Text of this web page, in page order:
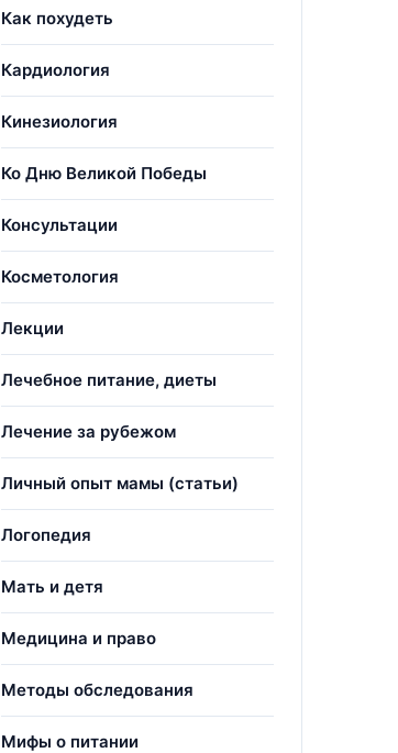
Как похудеть
Кардиология
Кинезиология
Ко Дню Великой Победы
Консультации
Косметология
Лекции
Лечебное питание, диеты
Лечение за рубежом
Личный опыт мамы (статьи)
Логопедия
Мать и детя
Медицина и право
Методы обследования
Мифы о питании